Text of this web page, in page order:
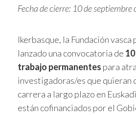
Fecha de cierre: 10 de septiembre
Ikerbasque, la Fundación vasca
lanzado una convocatoria de
trabajo permanentes para
investigadoras/es que quieran
carrera a largo plazo en
están cofinanciados por el